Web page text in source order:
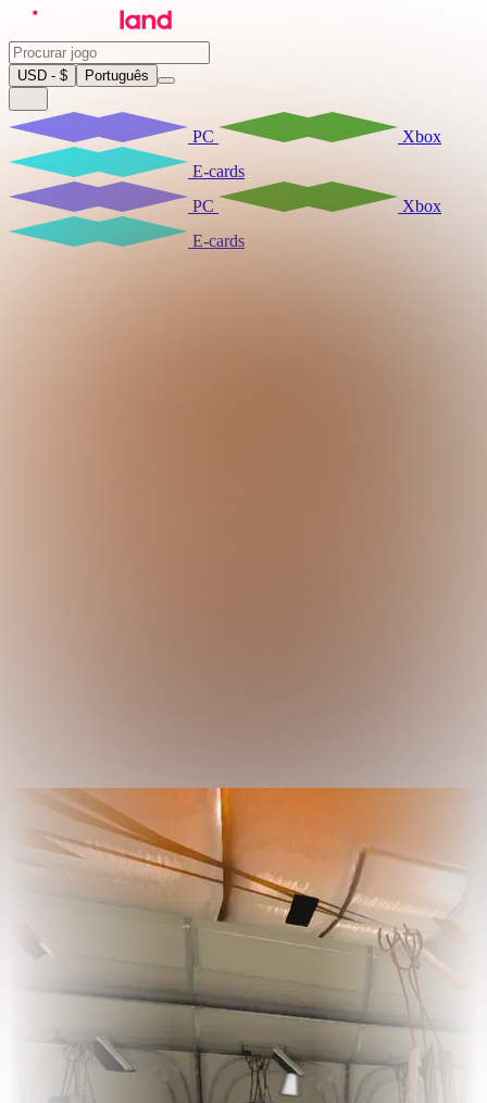
USD - $ Português
PC
Xbox
E-cards
PC
Xbox
E-cards